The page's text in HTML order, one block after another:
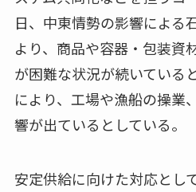
日、中東情勢の影響による
より、商品や容器・包装資
が困難な状況が続いている
により、工場や漁船の操業
響が出ているとしている。
安定供給に向けた対応とし